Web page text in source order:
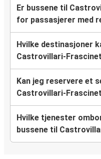
Er bussene til
for passasjerer med
Hvilke destinasjoner
Castrovillari-
Kan jeg reservere et
Castrovillari-
Hvilke tjenester
bussene til